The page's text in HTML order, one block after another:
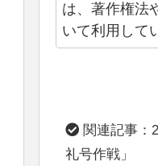
は、著作権法
いて利用して
関連記事：
礼号作戦」